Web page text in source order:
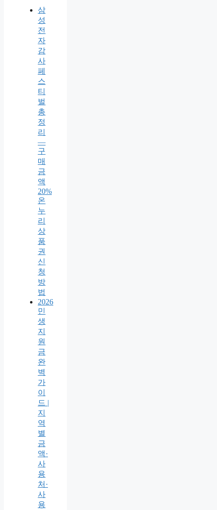
삼
성
전
자
감
사
페
스
티
벌
총
정
리
—
구
매
금
액
20%
온
누
리
상
품
권
신
청
방
법
2026
민
생
지
원
금
완
벽
가
이
드 |
지
역
별
금
액·
사
용
처·
사
용